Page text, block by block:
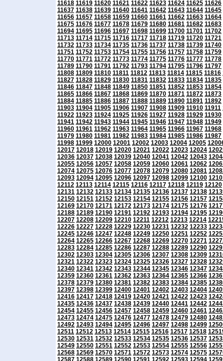
11618 11619 11620 11621 11622 11623 11624 11625 11626
11637 11638 11639 11640 11641 11642 11643 11644 11645
11656 11657 11658 11659 11660 11661 11662 11663 11664
11675 11676 11677 11678 11679 11680 11681 11682 11683
11694 11695 11696 11697 11698 11699 11700 11701 11702
11713 11714 11715 11716 11717 11718 11719 11720 11721
11732 11733 11734 11735 11736 11737 11738 11739 11740
11751 11752 11753 11754 11755 11756 11757 11758 11759
11770 11771 11772 11773 11774 11775 11776 11777 11778
11789 11790 11791 11792 11793 11794 11795 11796 11797
11808 11809 11810 11811 11812 11813 11814 11815 11816
11827 11828 11829 11830 11831 11832 11833 11834 11835
11846 11847 11848 11849 11850 11851 11852 11853 11854
11865 11866 11867 11868 11869 11870 11871 11872 11873
11884 11885 11886 11887 11888 11889 11890 11891 11892
11903 11904 11905 11906 11907 11908 11909 11910 11911
11922 11923 11924 11925 11926 11927 11928 11929 11930
11941 11942 11943 11944 11945 11946 11947 11948 11949
11960 11961 11962 11963 11964 11965 11966 11967 11968
11979 11980 11981 11982 11983 11984 11985 11986 11987
11998 11999 12000 12001 12002 12003 12004 12005
12017 12018 12019 12020 12021 12022 12023 12024
12036 12037 12038 12039 12040 12041 12042 12043
12055 12056 12057 12058 12059 12060 12061 12062
12074 12075 12076 12077 12078 12079 12080 12081
12093 12094 12095 12096 12097 12098 12099 12100
12112 12113 12114 12115 12116 12117 12118 12119 12120
12131 12132 12133 12134 12135 12136 12137 12138
12150 12151 12152 12153 12154 12155 12156 12157
12169 12170 12171 12172 12173 12174 12175 12176
12188 12189 12190 12191 12192 12193 12194 12195
12207 12208 12209 12210 12211 12212 12213 12214
12226 12227 12228 12229 12230 12231 12232 12233
12245 12246 12247 12248 12249 12250 12251 12252
12264 12265 12266 12267 12268 12269 12270 12271
12283 12284 12285 12286 12287 12288 12289 12290
12302 12303 12304 12305 12306 12307 12308 12309
12321 12322 12323 12324 12325 12326 12327 12328
12340 12341 12342 12343 12344 12345 12346 12347
12359 12360 12361 12362 12363 12364 12365 12366
12378 12379 12380 12381 12382 12383 12384 12385
12397 12398 12399 12400 12401 12402 12403 12404
12416 12417 12418 12419 12420 12421 12422 12423
12435 12436 12437 12438 12439 12440 12441 12442
12454 12455 12456 12457 12458 12459 12460 12461
12473 12474 12475 12476 12477 12478 12479 12480
12492 12493 12494 12495 12496 12497 12498 12499
12511 12512 12513 12514 12515 12516 12517 12518
12530 12531 12532 12533 12534 12535 12536 12537
12549 12550 12551 12552 12553 12554 12555 12556
12568 12569 12570 12571 12572 12573 12574 12575
12587 12588 12589 12590 12591 12592 12593 12594